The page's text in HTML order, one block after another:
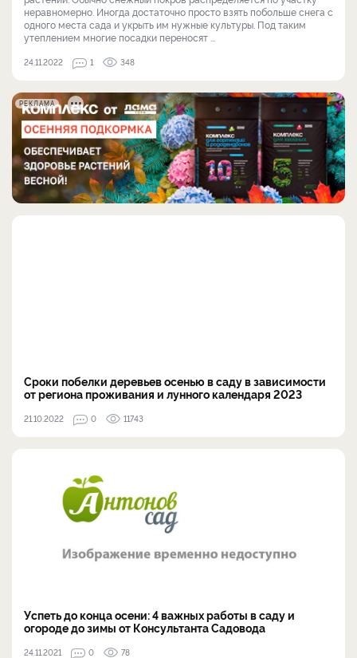
неравномерно. Иногда достаточно просто взять побольше снега с
одного места сада и укрыть им нужные культуры. Под таким
утеплением многие посадки переносят ...
24.11.2022 1 348
РЕКЛАМА
Сроки побелки деревьев осенью в саду в зависимости
от региона проживания и лунного календаря 2023
21.10.2022 0 11743
Успеть до конца осени: 4 важных работы в саду и
огороде до зимы от Консультанта Садовода
24.11.2021 0 78